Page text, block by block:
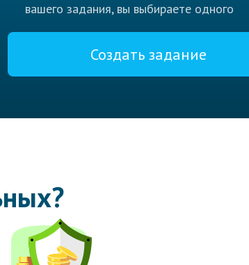
вашего задания, вы выбираете одного
Создать задание